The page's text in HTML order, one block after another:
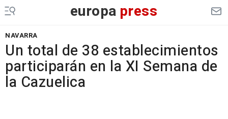
europa press
NAVARRA
Un total de 38 establecimientos
participarán en la XI Semana de
la Cazuelica